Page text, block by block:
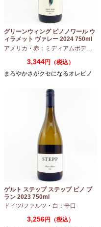
グリーンウィング ピノノワール ウ
ィラメット ヴァレー 2024 750ml
アメリカ ・ 赤：ミディアムボディ
3,344円（税込）
まろやかさがクセになるオレピノ
ゲルト ステップ ステップ ピノ ブ
ラン 2023 750ml
ドイツ/ファルツ ・ 白：辛口
3,256円（税込）